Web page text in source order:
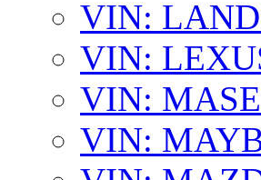
VIN: LAND
VIN:
VIN:
VIN: